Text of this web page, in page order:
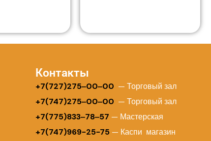
Контакты
+7(727)275‒00‒00 — Торговый зал
+7(747)275‒00‒00 — Торговый зал
+7(775)833‒78‒57 — Мастерская
+7(747)969-25-75— Каспи магазин